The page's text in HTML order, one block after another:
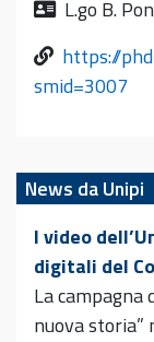
L.go B.
https://
smid=3007
News da Unipi
I video
digitali del
La campagna
nuova